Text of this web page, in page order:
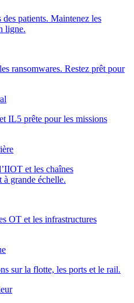
des patients. Maintenez les
ligne.
ransomwares. Restez prêt pour
IL5 prête pour les missions
et les chaînes
à grande échelle.
OT et les infrastructures
sur la flotte, les ports et le rail.